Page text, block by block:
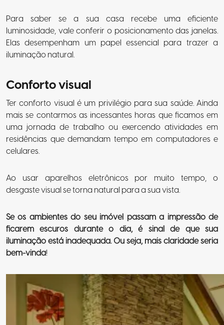
Para saber se a sua casa recebe uma eficiente
luminosidade, vale conferir o posicionamento das janelas.
Elas desempenham um papel essencial para trazer a
iluminação natural.
Conforto visual
Ter conforto visual é um privilégio para sua saúde. Ainda
mais se contarmos as incessantes horas que ficamos em
uma jornada de trabalho ou exercendo atividades em
residências que demandam tempo em computadores e
celulares.
Ao usar aparelhos eletrônicos por muito tempo, o
desgaste visual se torna natural para a sua vista.
Se os ambientes do seu imóvel passam a impressão de
ficarem escuros durante o dia, é sinal de que sua
iluminação está inadequada. Ou seja, mais claridade seria
bem-vinda!